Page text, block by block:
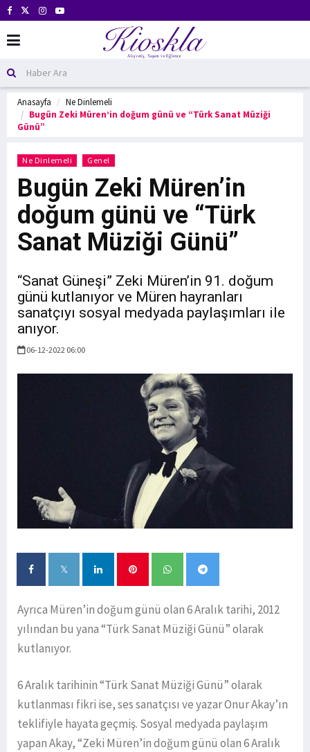
Anasayfa
Ne Dinlemeli
Bugün Zeki Müren’in doğum günü ve “Türk Sanat Müziği
Günü”
Ne Dinlemeli Genel
Bugün Zeki Müren’in
doğum günü ve “Türk
Sanat Müziği Günü”
“Sanat Güneşi” Zeki Müren’in 91. doğum
günü kutlanıyor ve Müren hayranları
sanatçıyı sosyal medyada paylaşımları ile
anıyor.
06-12-2022 06:00
Ayrıca Müren’in doğum günü olan 6 Aralık tarihi, 2012
yılından bu yana “Türk Sanat Müziği Günü” olarak
kutlanıyor.
6 Aralık tarihinin “Türk Sanat Müziği Günü” olarak
kutlanması fikri ise, ses sanatçısı ve yazar Onur Akay’ın
teklifiyle hayata geçmiş. Sosyal medyada paylaşım
yapan Akay, “Zeki Müren’in doğum günü olan 6 Aralık